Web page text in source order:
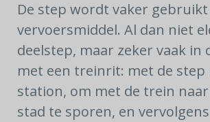
De step wordt vaker gebruikt
vervoersmiddel. Al dan niet
deelstep, maar zeker vaak in
met een treinrit: met de step
station, om met de trein
stad te sporen, en